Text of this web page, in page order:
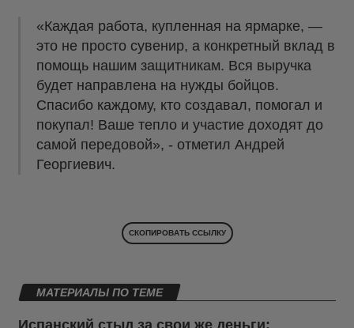
«Каждая работа, купленная на ярмарке, —
это не просто сувенир, а конкретный вклад в
помощь нашим защитникам. Вся выручка
будет направлена на нужды бойцов.
Спасибо каждому, кто создавал, помогал и
покупал! Ваше тепло и участие доходят до
самой передовой», - отметил Андрей
Георгиевич.
СКОПИРОВАТЬ ССЫЛКУ
МАТЕРИАЛЫ ПО ТЕМЕ